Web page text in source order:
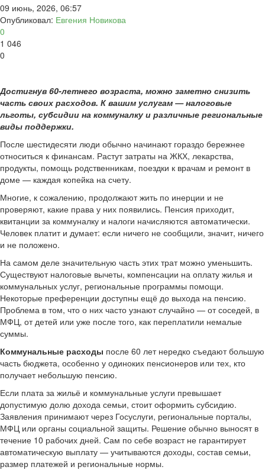
09 июнь, 2026, 06:57
Опубликовал: Евгения Новикова
0
1 046
0
Достигнув 60-летнего возраста, можно заметно снизить
часть своих расходов. К вашим услугам — налоговые
льготы, субсидии на коммуналку и различные региональные
виды поддержки.
После шестидесяти люди обычно начинают гораздо бережнее
относиться к финансам. Растут затраты на ЖКХ, лекарства,
продукты, помощь родственникам, поездки к врачам и ремонт в
доме — каждая копейка на счету.
Многие, к сожалению, продолжают жить по инерции и не
проверяют, какие права у них появились. Пенсия приходит,
квитанции за коммуналку и налоги начисляются автоматически.
Человек платит и думает: если ничего не сообщили, значит, ничего
и не положено.
На самом деле значительную часть этих трат можно уменьшить.
Существуют налоговые вычеты, компенсации на оплату жилья и
коммунальных услуг, региональные программы помощи.
Некоторые преференции доступны ещё до выхода на пенсию.
Проблема в том, что о них часто узнают случайно — от соседей, в
МФЦ, от детей или уже после того, как переплатили немалые
суммы.
Коммунальные расходы после 60 лет нередко съедают большую
часть бюджета, особенно у одиноких пенсионеров или тех, кто
получает небольшую пенсию.
Если плата за жильё и коммунальные услуги превышает
допустимую долю дохода семьи, стоит оформить субсидию.
Заявления принимают через Госуслуги, региональные порталы,
МФЦ или органы социальной защиты. Решение обычно выносят в
течение 10 рабочих дней. Сам по себе возраст не гарантирует
автоматическую выплату — учитываются доходы, состав семьи,
размер платежей и региональные нормы.